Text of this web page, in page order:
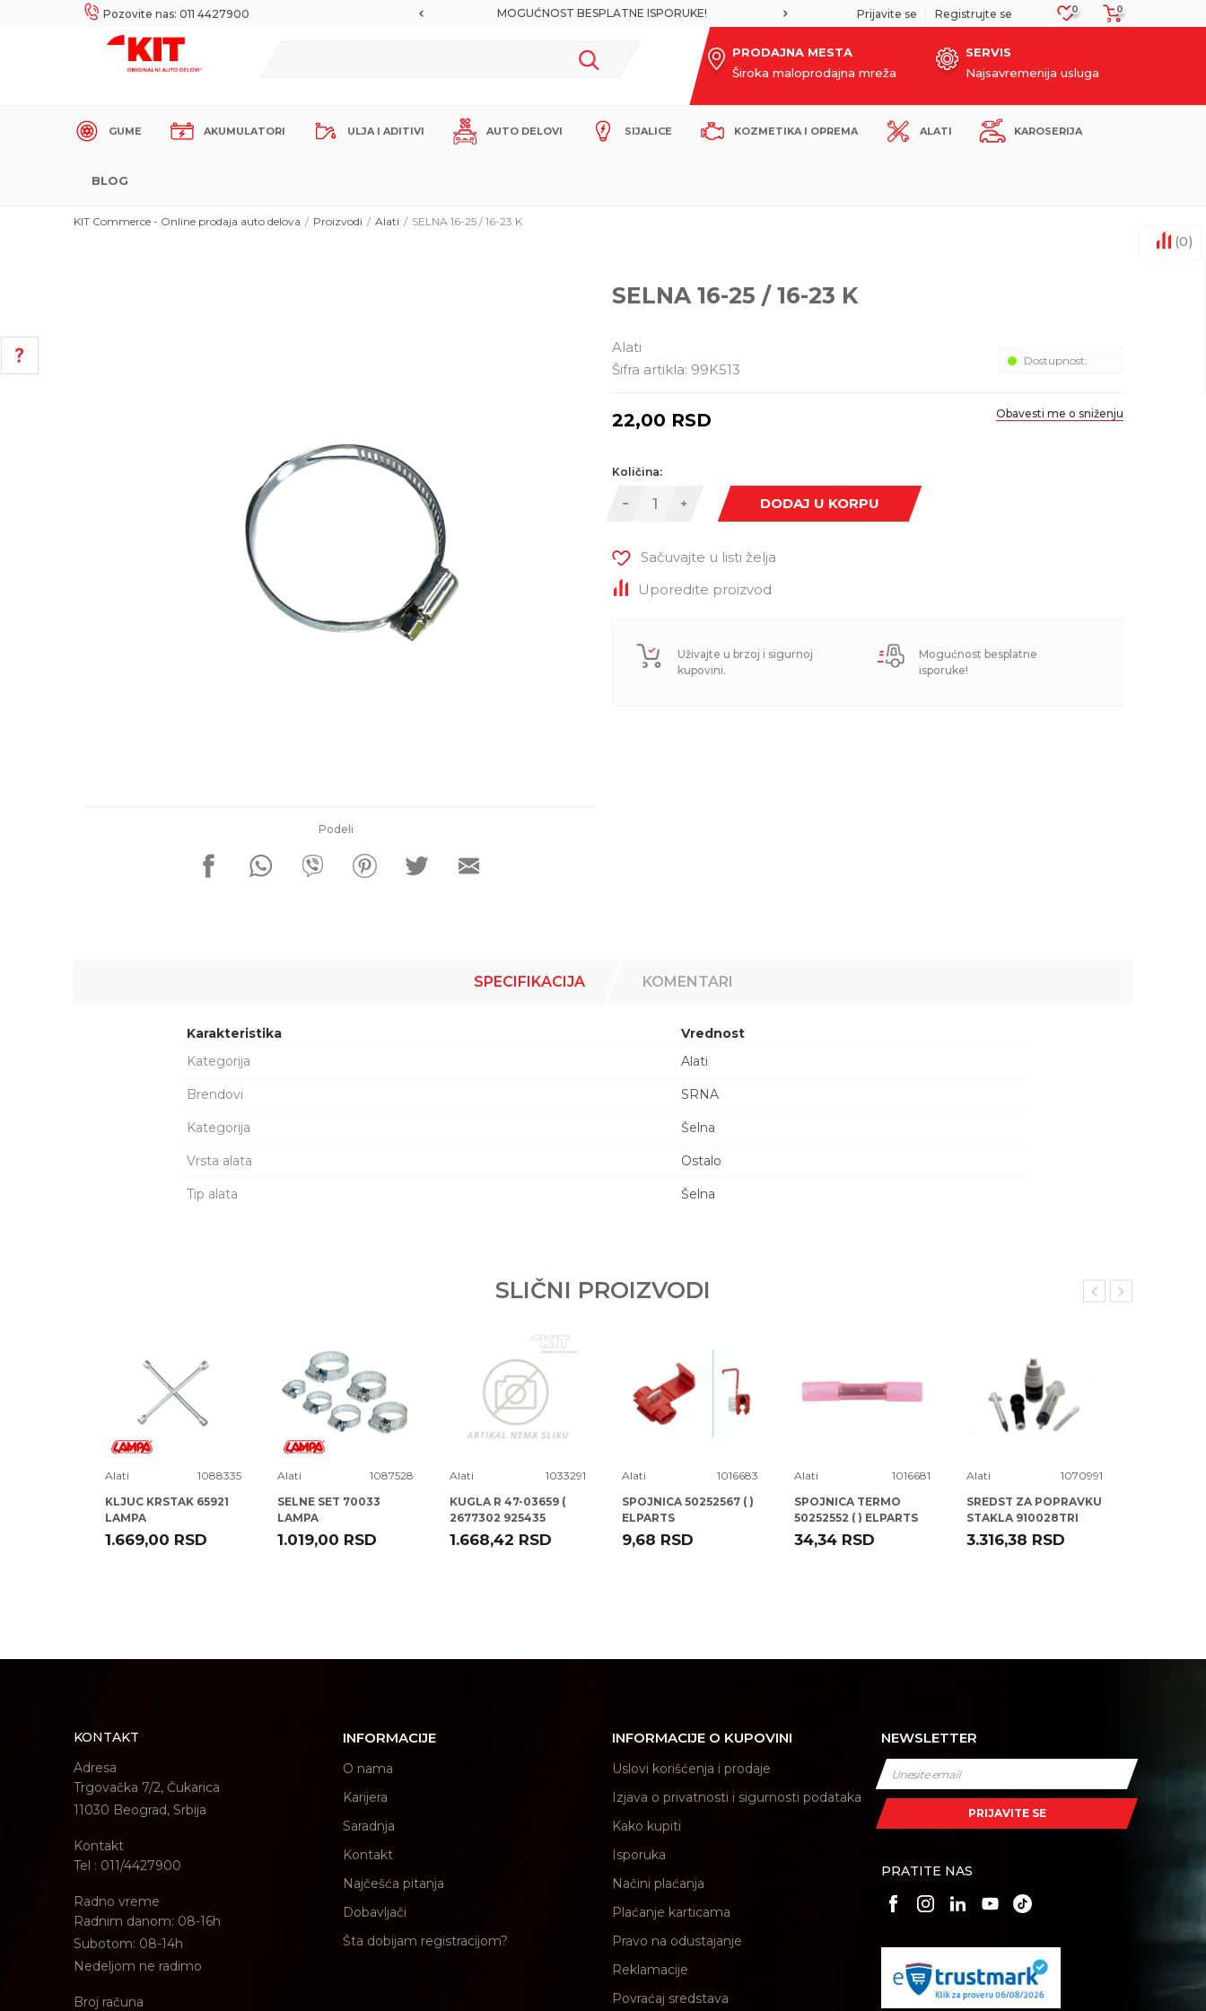
Pozovite nas: 011 4427900
KARTICAMA! MOGUĆNOST BESPLATNE ISPORUKE! SIGURNO PLAĆANJE PLATNIM KARTICAMA! 0
0
Prijavite se Registrujte se
PRODAJNA MESTA
Široka maloprodajna mreža
SERVIS
Najsavremenija usluga
GUME AKUMULATORI ULJA I ADITIVI AUTO DELOVI SIJALICE KOZMETIKA I OPREMA ALATI KAROSERIJA
BLOG
KIT Commerce - Online prodaja auto delova Proizvodi Alati SELNA 16-25 / 16-23 K
Podeli
SELNA 16-25 / 16-23 K
Alati
Šifra artikla: 99K513
Dostupnost:
22,00 RSD Obavesti me o sniženju
Količina:
DODAJ U KORPU
Sačuvajte u listi želja
Uporedite proizvod
Uživajte u brzoj i sigurnoj
kupovini.
Mogućnost besplatne
isporuke!
SPECIFIKACIJA KOMENTARI
Karakteristika
Vrednost
Kategorija
Alati
Brendovi SRNA
Kategorija Šelna
Vrsta alata Ostalo
Tip alata Šelna
SLIČNI PROIZVODI
Alati
1088335
KLJUC KRSTAK 65921
LAMPA
1.669,00 RSD
Alati
1087528
SELNE SET 70033
LAMPA
1.019,00 RSD
Alati
1033291
KUGLA R 47-03659 (
2677302 925435
CD0013 ) A3 -12
TALOSA
1.668,42 RSD
Alati
1016683
SPOJNICA 50252567 ( )
ELPARTS
9,68 RSD
Alati
1016681
SPOJNICA TERMO
50252552 ( ) ELPARTS
34,34 RSD
Alati
1070991
SREDST ZA POPRAVKU
STAKLA 910028TRI
TRISCAN
3.316,38 RSD
(0)
KONTAKT
Adresa
Trgovačka 7/2, Čukarica
11030 Beograd, Srbija
Kontakt
Tel : 011/4427900
Radno vreme
Radnim danom: 08-16h
Subotom: 08-14h
Nedeljom ne radimo
Broj računa
INFORMACIJE
O nama
Karijera
Saradnja
Kontakt
Najčešća pitanja
Dobavljači
Šta dobijam registracijom?
INFORMACIJE O KUPOVINI
Uslovi korišćenja i prodaje
Izjava o privatnosti i sigurnosti podataka
Kako kupiti
Isporuka
Načini plaćanja
Plaćanje karticama
Pravo na odustajanje
Reklamacije
Povraćaj sredstava
NEWSLETTER
PRIJAVITE SE
PRATITE NAS